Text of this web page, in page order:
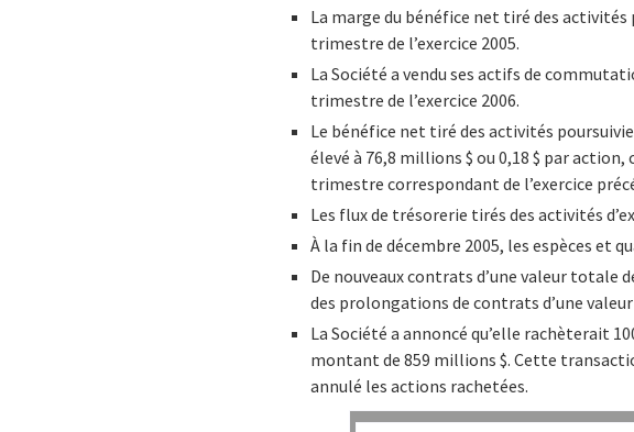
La marge du bénéfice net tiré des activités
trimestre de l’exercice 2005.
La Société a vendu ses actifs de
trimestre de l’exercice 2006.
Le bénéfice net tiré des activités
élevé à 76,8 millions $ ou 0,18 $ par
trimestre correspondant de l’exercice
Les flux de trésorerie tirés des activités
À la fin de décembre 2005, les espèces et
De nouveaux contrats d’une valeur
des prolongations de contrats d’une valeur
La Société a annoncé qu’elle rachèterait
montant de 859 millions $. Cette
annulé les actions rachetées.